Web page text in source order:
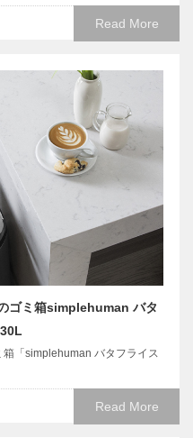
Read More
ゴミ箱simplehuman バタ
「simplehuman バタフライス
Read More